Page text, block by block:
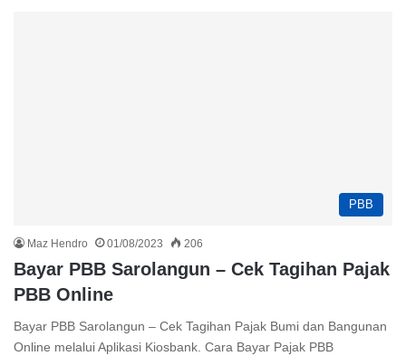
PBB
Maz Hendro 01/08/2023 206
Bayar PBB Sarolangun – Cek Tagihan Pajak
PBB Online
Bayar PBB Sarolangun – Cek Tagihan Pajak Bumi dan Bangunan
Online melalui Aplikasi Kiosbank. Cara Bayar Pajak PBB